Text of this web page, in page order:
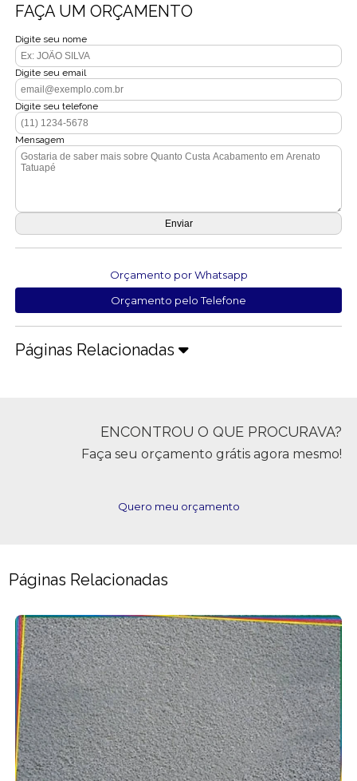
FAÇA UM ORÇAMENTO
Digite seu nome
Digite seu email
Digite seu telefone
Mensagem
Orçamento por Whatsapp
Orçamento pelo Telefone
Páginas Relacionadas
ENCONTROU O QUE PROCURAVA?
Faça seu orçamento grátis agora mesmo!
Quero meu orçamento
Páginas Relacionadas